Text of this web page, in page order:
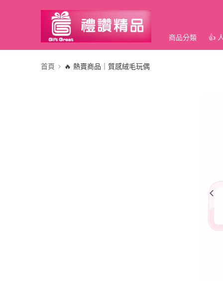
商品分類 👍
首頁 🔥 熱賣商品｜質感絨毛玩偶